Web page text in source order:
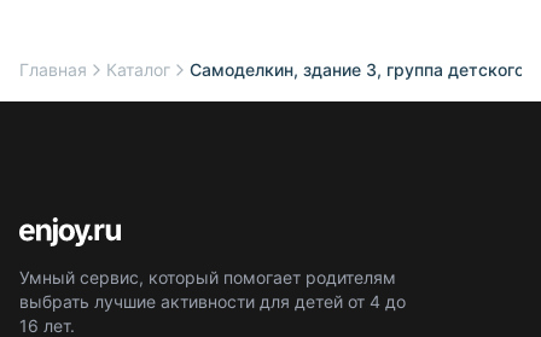
Главная Каталог Самоделкин, здание 3, группа детского
Умный сервис, который помогает родителям
выбрать лучшие активности для детей от 4 до
16 лет.